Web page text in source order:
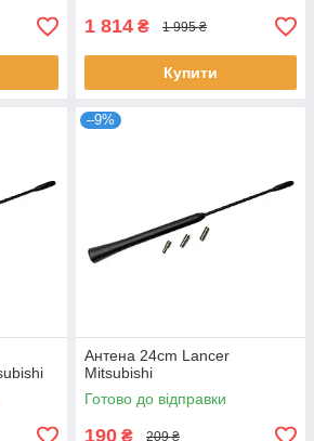
1 814 ₴ 1 995 ₴
Купити
–9%
Антена 24cm Lancer
Mitsubishi
Готово до відправки
190 ₴ 209 ₴